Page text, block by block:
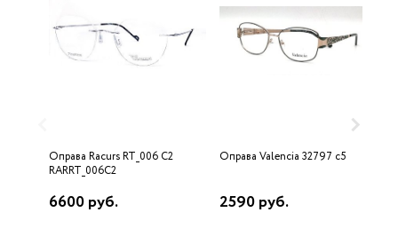
Оправа Racurs RT_006 C2
RARRT_006C2
6600 руб.
Оправа Valencia 32797 c5
2590 руб.